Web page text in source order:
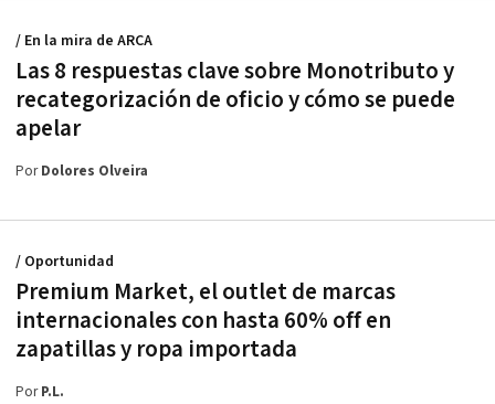
Las 8 respuestas clave sobre Monotributo y
recategorización de oficio y cómo se puede
apelar
/ En la mira de ARCA
PorDolores Olveira
Premium Market, el outlet de marcas
internacionales con hasta 60% off en
zapatillas y ropa importada
/ Oportunidad
PorP.L.